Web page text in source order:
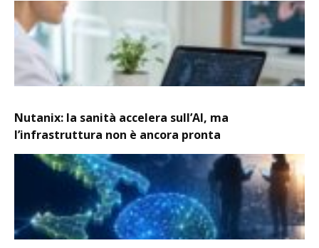
Nutanix: la sanità accelera sull’AI, ma
l’infrastruttura non è ancora pronta